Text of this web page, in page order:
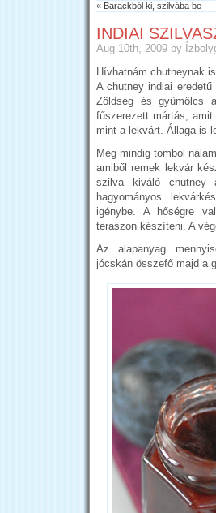
« Barackból ki, szilvába be
INDIAI
Aug 10th, 2009 by
Hívhatnám chutneynak
A chutney indiai
Zöldség és gyümölcs
fűszerezett mártás,
mint a lekvárt. Állaga is
Még mindig tombol
amiből remek lekvár
szilva kiváló chutney
hagyományos
igénybe. A hőségre
teraszon készíteni. A
Az alapanyag
jócskán összefő majd a